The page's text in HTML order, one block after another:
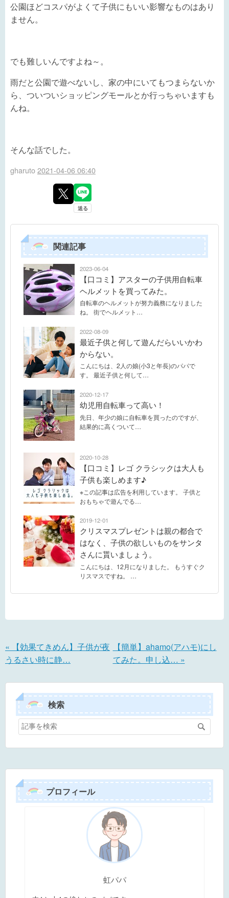
公園ほどコスパがよくて子供にもいい影響なものはあり
ません。
でも難しいんですよね～。
雨だと公園で遊べないし、家の中にいてもつまらないか
ら、ついついショッピングモールとか行っちゃいますも
んね。
そんな話でした。
gharuto2021-04-06 06:40
関連記事
2023-06-04
【口コミ】アスターの子供用自転車
ヘルメットを買ってみた。
自転車のヘルメットが努力義務になりました
ね。 街でヘルメット…
2022-08-09
最近子供と何して遊んだらいいかわ
からない。
こんにちは、2人の娘(小3と年長)のパパで
す。 最近子供と何して…
2020-12-17
幼児用自転車って高い！
先日、年少の娘に自転車を買ったのですが、
結果的に高くついて…
2020-10-28
【口コミ】レゴ クラシックは大人も
子供も楽しめます♪
※この記事は広告を利用しています。 子供と
おもちゃで遊んでる…
2019-12-01
クリスマスプレゼントは親の都合で
はなく、子供の欲しいものをサンタ
さんに貰いましょう。
こんにちは、12月になりました。 もうすぐク
リスマスですね。 …
«
【効果てきめん】子供が夜
うるさい時に静…
【簡単】ahamo(アハモ)にし
てみた。申し込… »
検索
プロフィール
虹パパ